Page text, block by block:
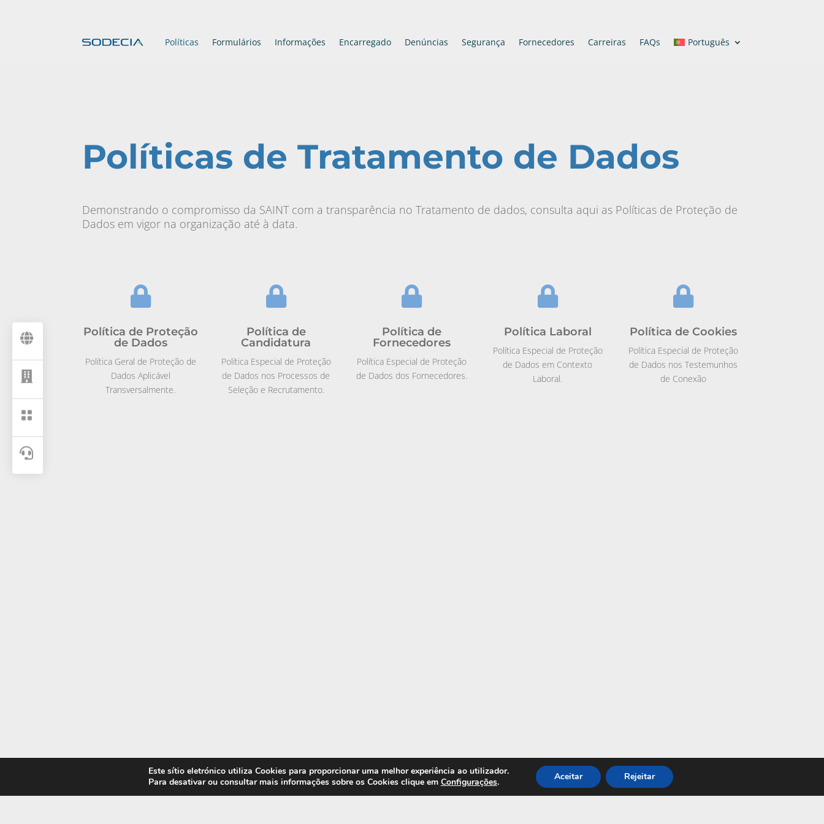
Políticas Formulários Informações Encarregado Denúncias Segurança Fornecedores Carreiras FAQs Português




Políticas de Tratamento de Dados
Demonstrando o compromisso da SAINT com a transparência no Tratamento de dados, consulta aqui as Políticas de Proteção de
Dados em vigor na organização até à data.

Política de Proteção
de Dados
Política Geral de Proteção de
Dados Aplicável
Transversalmente.

Política de
Candidatura
Política Especial de Proteção
de Dados nos Processos de
Seleção e Recrutamento.

Política de
Fornecedores
Política Especial de Proteção
de Dados dos Fornecedores.

Política Laboral
Política Especial de Proteção
de Dados em Contexto
Laboral.

Política de Cookies
Política Especial de Proteção
de Dados nos Testemunhos
de Conexão
Este sítio eletrónico utiliza Cookies para proporcionar uma melhor experiência ao utilizador.
Para desativar ou consultar mais informações sobre os Cookies clique em Configurações. Aceitar Rejeitar